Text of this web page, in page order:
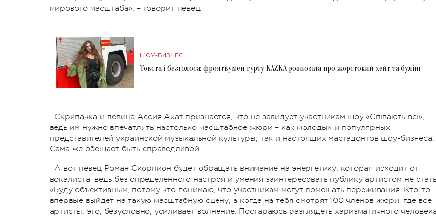
мирового масштаба», – говорит певец.
ШОУ-БИЗНЕС
Товста і безголоса: фронтвумен гурту KAZKA розповіла про жорстокий хейт та булінг
Скрипачка и певица Ассия Ахат признается, что не завидует участникам шоу «Співають всі»,
ведь им нужно впечатлить настолько масштабное жюри – как молодых и популярных
представителей украинской музыкальной культуры, так и настоящих мастадонтов шоу-бизнеса.
Сама же обещает быть справедливой.
А вот певец Роман Скорпион будет обращать внимание на энергетику, которая исходит от
вокалиста, ведь без определенного настроя и умения заинтересовать публику артистом не
«Буду объективным, потому что понимаю, что участникам могут помешать переживания. Кто-то
впервые выйдет на такую масштабную сцену, а когда на тебя смотрят 100 членов жюри, где все
артисты, это, безусловно, усиливает волнение. Постараюсь разглядеть харизматичного